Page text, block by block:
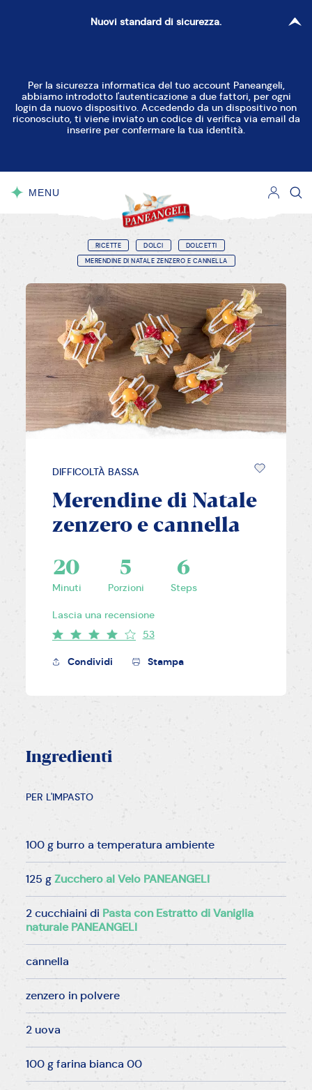
Nuovi standard di sicurezza.
Per la sicurezza informatica del tuo account Paneangeli,
abbiamo introdotto l'autenticazione a due fattori, per ogni
login da nuovo dispositivo. Accedendo da un dispositivo non
riconosciuto, ti viene inviato un codice di verifica via email da
inserire per confermare la tua identità.
MENU
RICETTE DOLCI
DOLCETTI
MERENDINE DI NATALE ZENZERO E CANNELLA
DIFFICOLTÀ BASSA
Merendine di Natale
zenzero e cannella
20
Minuti
5
Porzioni
6
Steps
Lascia una recensione
53
Condividi Stampa
Ingredienti
PER L'IMPASTO
100 g burro a temperatura ambiente
125 gZucchero al Velo PANEANGELI
2 cucchiaini di Pasta con Estratto di Vaniglia
naturale PANEANGELI
cannella
zenzero in polvere
2 uova
100 g farina bianca 00